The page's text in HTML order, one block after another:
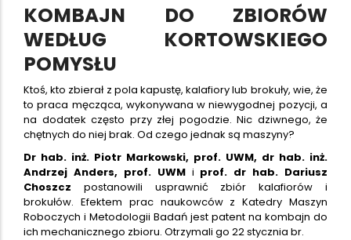
KOMBAJN DO ZBIORÓW
WEDŁUG KORTOWSKIEGO
POMYSŁU
Ktoś, kto zbierał z pola kapustę, kalafiory lub brokuły, wie, że
to praca męcząca, wykonywana w niewygodnej pozycji, a
na dodatek często przy złej pogodzie. Nic dziwnego, że
chętnych do niej brak. Od czego jednak są maszyny?
Dr hab. inż. Piotr Markowski, prof. UWM, dr hab. inż.
Andrzej Anders, prof. UWMi prof. dr hab. Dariusz
Choszcz postanowili usprawnić zbiór kalafiorów i
brokułów. Efektem prac naukowców z Katedry Maszyn
Roboczych i Metodologii Badań jest patent na kombajn do
ich mechanicznego zbioru. Otrzymali go 22 stycznia br.